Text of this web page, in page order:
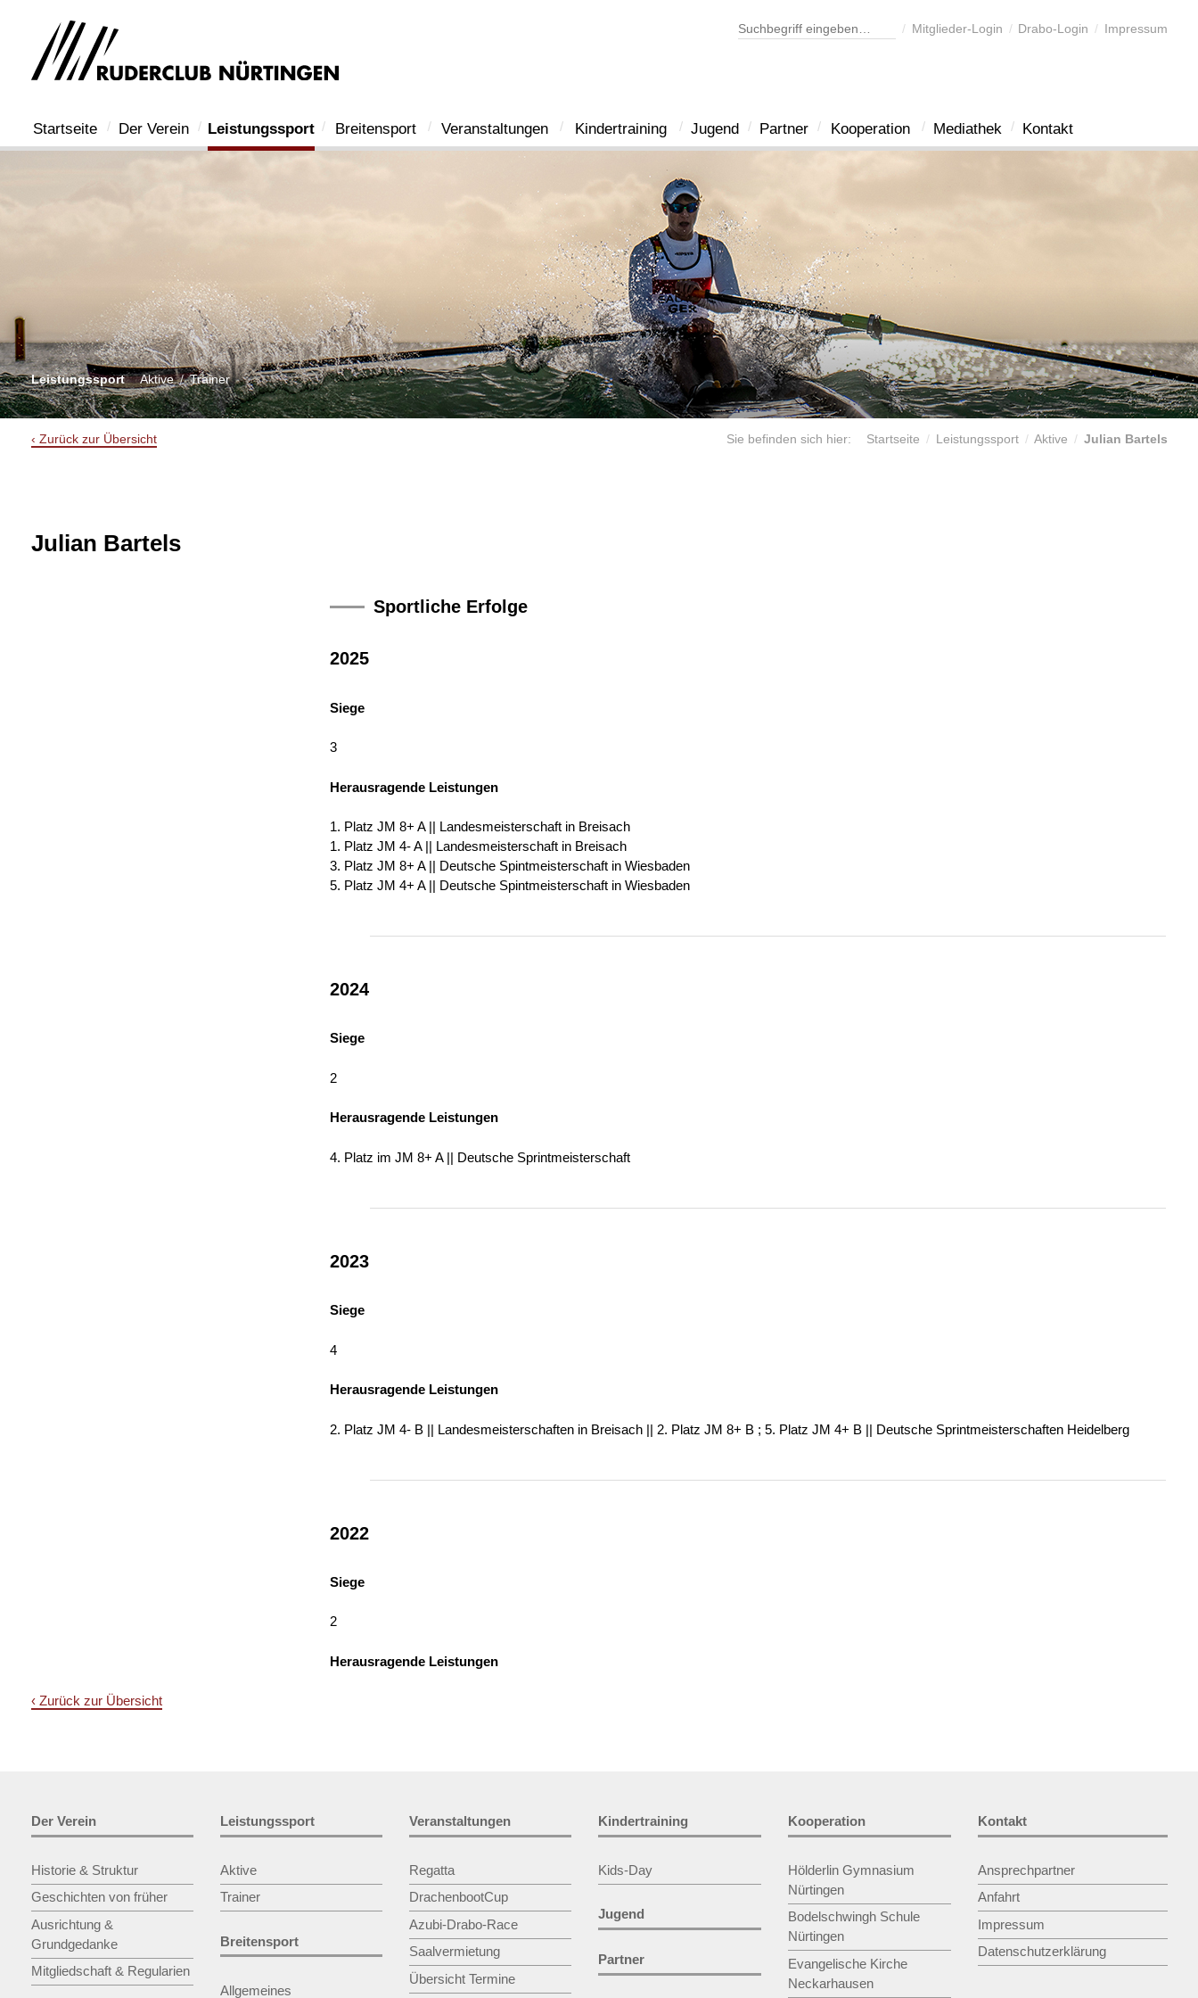
Mitglieder-Login Drabo-Login Impressum
Startseite Der Verein Leistungssport Breitensport Veranstaltungen Kindertraining Jugend Partner Kooperation Mediathek Kontakt
Leistungssport Aktive Trainer
‹ Zurück zur Übersicht Sie befinden sich hier: Startseite Leistungssport Aktive Julian Bartels
Julian Bartels
Sportliche Erfolge
2025
Siege
3
Herausragende Leistungen
1. Platz JM 8+ A || Landesmeisterschaft in Breisach
1. Platz JM 4- A || Landesmeisterschaft in Breisach
3. Platz JM 8+ A || Deutsche Spintmeisterschaft in Wiesbaden
5. Platz JM 4+ A || Deutsche Spintmeisterschaft in Wiesbaden
2024
Siege
2
Herausragende Leistungen
4. Platz im JM 8+ A || Deutsche Sprintmeisterschaft
2023
Siege
4
Herausragende Leistungen
2. Platz JM 4- B || Landesmeisterschaften in Breisach || 2. Platz JM 8+ B ; 5. Platz JM 4+ B || Deutsche Sprintmeisterschaften Heidelberg
2022
Siege
2
Herausragende Leistungen
‹ Zurück zur Übersicht
Der Verein
Historie & Struktur
Geschichten von früher
Ausrichtung &
Grundgedanke
Mitgliedschaft & Regularien
Leistungssport
Aktive
Trainer
Breitensport
Allgemeines
Veranstaltungen
Regatta
DrachenbootCup
Azubi-Drabo-Race
Saalvermietung
Übersicht Termine
Kindertraining
Kids-Day
Jugend
Partner
Kooperation
Hölderlin Gymnasium
Nürtingen
Bodelschwingh Schule
Nürtingen
Evangelische Kirche
Neckarhausen
Kontakt
Ansprechpartner
Anfahrt
Impressum
Datenschutzerklärung